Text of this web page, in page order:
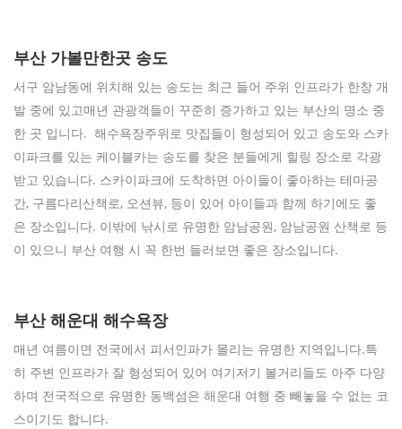
부산 가볼만한곳 송도
서구 암남동에 위치해 있는 송도는 최근 들어 주위 인프라가 한창 개
발 중에 있고매년 관광객들이 꾸준히 증가하고 있는 부산의 명소 중
한 곳 입니다. 해수욕장주위로 맛집들이 형성되어 있고 송도와 스카
이파크를 있는 케이블카는 송도를 찾은 분들에게 힐링 장소로 각광
받고 있습니다. 스카이파크에 도착하면 아이들이 좋아하는 테마공
간, 구름다리산책로, 오션뷰, 등이 있어 아이들과 함께 하기에도 좋
은 장소입니다. 이밖에 낚시로 유명한 암남공원, 암남공원 산책로 등
이 있으니 부산 여행 시 꼭 한번 들러보면 좋은 장소입니다.
부산 해운대 해수욕장
매년 여름이면 전국에서 피서인파가 몰리는 유명한 지역입니다.특
히 주변 인프라가 잘 형성되어 있어 여기저기 볼거리들도 아주 다양
하며 전국적으로 유명한 동백섬은 해운대 여행 중 빼놓을 수 없는 코
스이기도 합니다.